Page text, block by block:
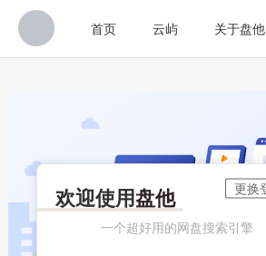
首页 云屿 关于盘他
欢迎使用盘他
一个超好用的网盘搜索引擎